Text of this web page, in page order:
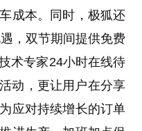
成本。同时，极狐还
，双节期间提供免费
术专家24小时在线待
动，更让用户在分享
应对持续增长的订单